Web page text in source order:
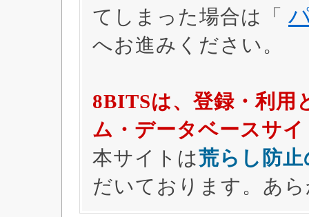
てしまった場合は「
へお進みください。
8BITSは、登録・利用
ム・データベースサ
本サイトは荒らし防
だいております。あ